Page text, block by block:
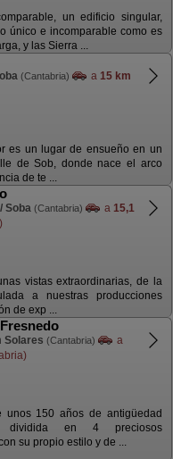
un edificio singular,
único e incomparable como es
y las Sierra ...
(Cantabria) a 15 km
es un lugar de ensueño en un
de Sob, donde nace el arco
de te ...
Soba (Cantabria) a 15,1
vistas extraordinarias, de la
a nuestras producciones
de exp ...
Solares (Cantabria)
a
unos 150 años de antigüedad
dividida en 4 preciosos
su propio estilo y de ...